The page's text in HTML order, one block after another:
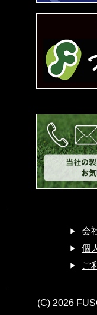
会
個
ご
(C) 2026